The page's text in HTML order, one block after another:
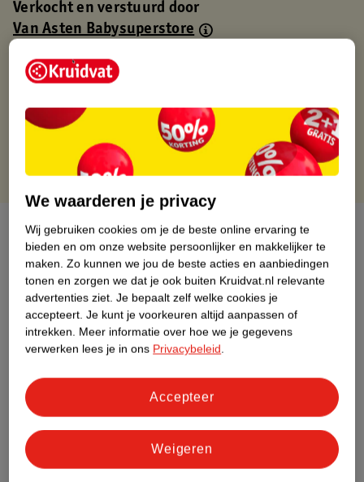
Verkocht en verstuurd door
Van Asten Babysuperstore
Binnen 1 werkdag verstuurd
Gratis thuisbezorgd
Gratis punten met je Kruidvat kaart
Over dit product
Productinformatie
Nature Impact Score
Dit product heeft (nog) geen Nature
Impact Score.
Bestel & Bezorginformatie
We waarderen je privacy
Wij gebruiken cookies om je de beste online ervaring te
bieden en om onze website persoonlijker en makkelijker te
maken. Zo kunnen we jou de beste acties en aanbiedingen
tonen en zorgen we dat je ook buiten Kruidvat.nl relevante
advertenties ziet. Je bepaalt zelf welke cookies je
accepteert. Je kunt je voorkeuren altijd aanpassen of
intrekken. Meer informatie over hoe we je gegevens
verwerken lees je in ons Privacybeleid.
Weigeren
Accepteer